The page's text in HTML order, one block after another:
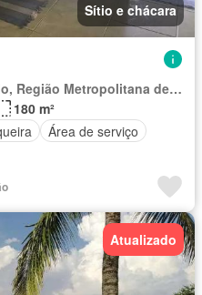
Sítio e chácara
Região Imediata de São Paulo, Região Metropolitana de São Paulo
180 m²
Área de serviço
Atualizado